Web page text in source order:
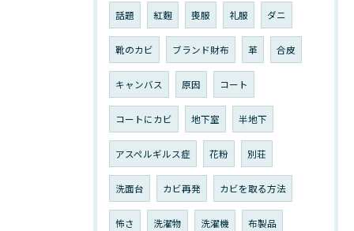
話題 紅麴 喪服 礼服 ダニ
靴のカビ ブランド財布 革 合皮
キャンバス 原因 コート
コートにカビ 地下室 半地下
アスペルギルス症 花粉 別荘
洗面台 カビ再発 カビを取る方法
怖さ 洗濯物 洗濯機 布製品